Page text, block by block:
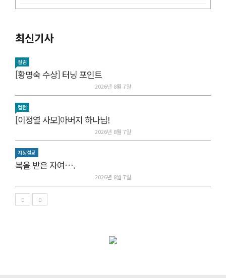
최신기사
컬럼
[황명숙 수상] 터닝 포인트
2026년 8월 7일
컬럼
[이정열 사모]아버지 하나님!
2026년 8월 7일
지상설교
복을 받은 자여….
2026년 8월 7일